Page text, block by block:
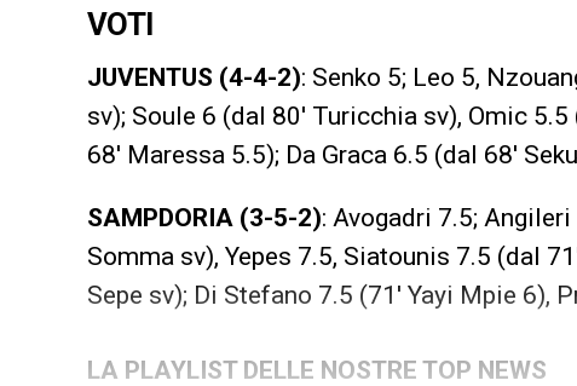
VOTI
JUVENTUS (4-4-2): Senko 5; Leo 5,
sv); Soule 6 (dal 80′ Turicchia sv), Omic
68′ Maressa 5.5); Da Graca 6.5 (dal 68′
SAMPDORIA (3-5-2): Avogadri 7.5;
Somma sv), Yepes 7.5, Siatounis 7.5 (dal
Sepe sv); Di Stefano 7.5 (71′ Yayi Mpie 6),
LA PLAYLIST DELLE NOSTRE TOP NEWS